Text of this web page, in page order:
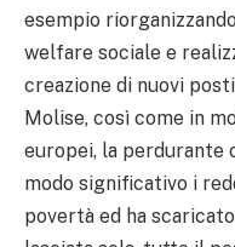
esempio
welfare sociale e
creazione di nuovi
Molise, così come in
europei, la perdurante
modo significativo i
povertà ed ha